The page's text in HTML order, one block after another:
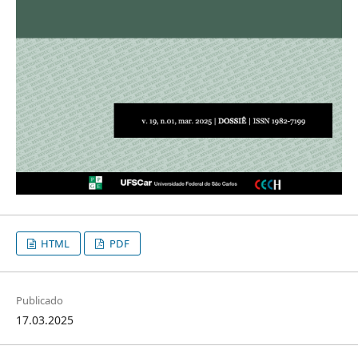
HTML PDF
Publicado
17.03.2025